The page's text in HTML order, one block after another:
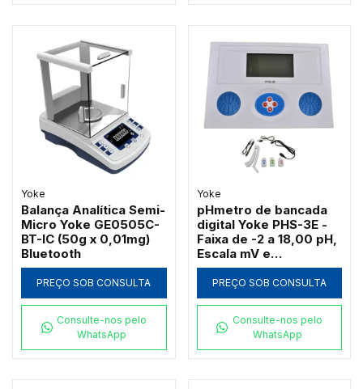
Yoke
Balança Analítica Semi-
Micro Yoke GE0505C-
BT-IC (50g x 0,01mg)
Bluetooth
PREÇO SOB CONSULTA
Consulte-nos pelo
WhatsApp
Yoke
pHmetro de bancada
digital Yoke PHS-3E -
Faixa de -2 a 18,00 pH,
Escala mV e
Compensação
Automática de
Temperatura
PREÇO SOB CONSULTA
Consulte-nos pelo
WhatsApp